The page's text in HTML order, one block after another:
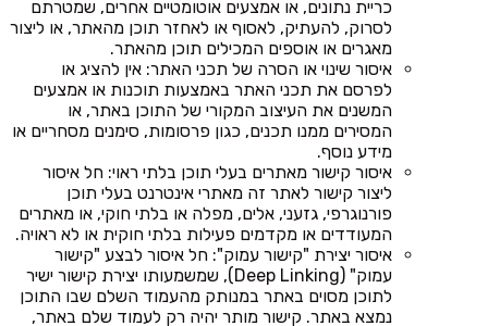
כריית נתונים, או אמצעים אוטומטיים אחרים, שמטרתם
לסרוק, להעתיק, לאסוף או לאחזר תוכן מהאתר, או ליצור
מאגרים או אוספים המכילים תוכן מהאתר.
איסור שינוי או הסרה של תכני האתר: אין להציג או
לפרסם את תכני האתר באמצעות תוכנות או אמצעים
המשנים את העיצוב המקורי של התוכן באתר, או
המסירים ממנו תכנים, כגון פרסומות, סימנים מסחריים או
מידע נוסף.
איסור קישור מאתרים בעלי תוכן בלתי ראוי: חל איסור
ליצור קישור לאתר זה מאתרי אינטרנט בעלי תוכן
פורנוגרפי, גזעני, אלים, מפלה או בלתי חוקי, או מאתרים
המעודדים או מקדמים פעילות בלתי חוקית או לא ראויה.
איסור יצירת "קישור עמוק": חל איסור לבצע "קישור
עמוק" (Deep Linking), שמשמעותו יצירת קישור ישיר
לתוכן מסוים באתר במנותק מהעמוד השלם שבו התוכן
נמצא באתר. קישור מותר יהיה רק לעמוד שלם באתר,